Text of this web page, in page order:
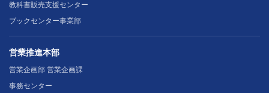
教科書販売支援センター
ブックセンター事業部
営業推進本部
営業企画部 営業企画課
事務センター